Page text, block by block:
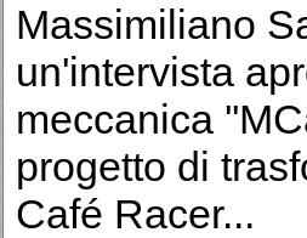
Massimiliano
un'intervista
meccanica
progetto di
Café Racer...